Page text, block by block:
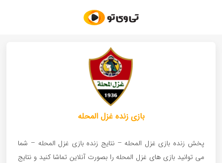
بازی زنده غزل المحله
پخش زنده بازی غزل المحله – نتایج زنده بازی غزل المحله – شما
می توانید بازی های غزل المحله را بصورت آنلاین تماشا کنید و نتایج